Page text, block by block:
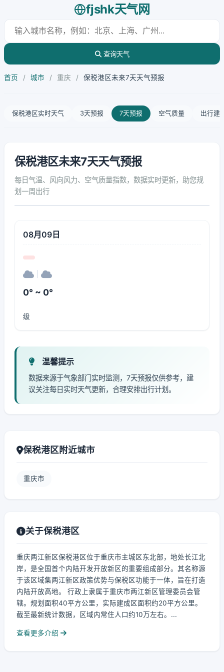
fjshk天气网
查询天气
首页 / 城市 / 重庆 / 保税港区未来7天天气预报
保税港区实时天气 3天预报 7天预报 空气质量 出行建
保税港区未来7天天气预报
每日气温、风向风力、空气质量指数，数据实时更新，助您规
划一周出行
08月09日
0° ~ 0°
级
温馨提示
数据来源于气象部门实时监测，7天预报仅供参考，建
议关注每日实时天气更新，合理安排出行计划。
保税港区附近城市
重庆市
关于保税港区
重庆两江新区保税港区位于重庆市主城区东北部，地处长江北
岸，是全国首个内陆开发开放新区的重要组成部分。其名称源
于该区域集两江新区政策优势与保税区功能于一体，旨在打造
内陆开放高地。 行政上隶属于重庆市两江新区管理委员会管
辖。规划面积40平方公里，实际建成区面积约20平方公里。
截至最新统计数据，区域内常住人口约10万左右。...
查看更多介绍